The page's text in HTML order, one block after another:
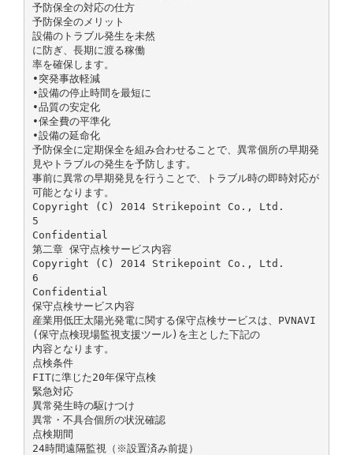
予防保全の対応の仕方
予防保全のメリット
設備のトラブル発生を未然
に防ぎ、長期に渡る稼働
率を確保します。
•突発事故軽減
•設備の停止時間を最短に
•品質の安定化
•保全費の平準化
•設備の延命化
予防保全に定期保全を組み合わせることで、異常個所の早期発
見やトラブルの発生を予防します。
事前に異常の早期発見を行うことで、トラブル時の即時対応が
可能となります。
Copyright (C) 2014 Strikepoint Co., Ltd.
5
Confidential
第二章 保守点検サービス内容
Copyright (C) 2014 Strikepoint Co., Ltd.
6
Confidential
保守点検サービス内容
産業用低圧太陽光発電に関する保守点検サービスは、PVNAVI
(保守点検現場監視支援ツール)を主とした下記の
内容となります。
点検条件
FITに準じた20年保守点検
緊急対応
異常発生時の駆けつけ
異常・不具合個所の状況確認
点検期間
24時間遠隔監視（※設置済み前提）